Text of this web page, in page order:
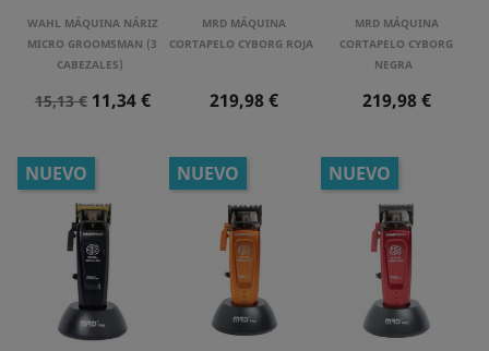
WAHL MÁQUINA NÁRIZ
MICRO GROOMSMAN (3
CABEZALES)
Precio
15,13 € Precio
11,34 €
MRD MÁQUINA
CORTAPELO CYBORG ROJA
Precio
219,98 €
MRD MÁQUINA
CORTAPELO CYBORG
NEGRA
Precio
219,98 €
NUEVO NUEVO NUEVO